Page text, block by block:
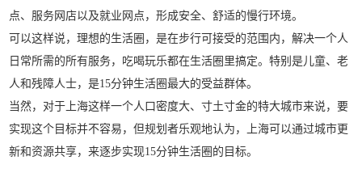
点、服务网店以及就业网点，形成安全、舒适的慢行环境。
可以这样说，理想的生活圈，是在步行可接受的范围内，解决一个人
日常所需的所有服务，吃喝玩乐都在生活圈里搞定。特别是儿童、老
人和残障人士，是15分钟生活圈最大的受益群体。
当然，对于上海这样一个人口密度大、寸土寸金的特大城市来说，要
实现这个目标并不容易，但规划者乐观地认为，上海可以通过城市更
新和资源共享，来逐步实现15分钟生活圈的目标。